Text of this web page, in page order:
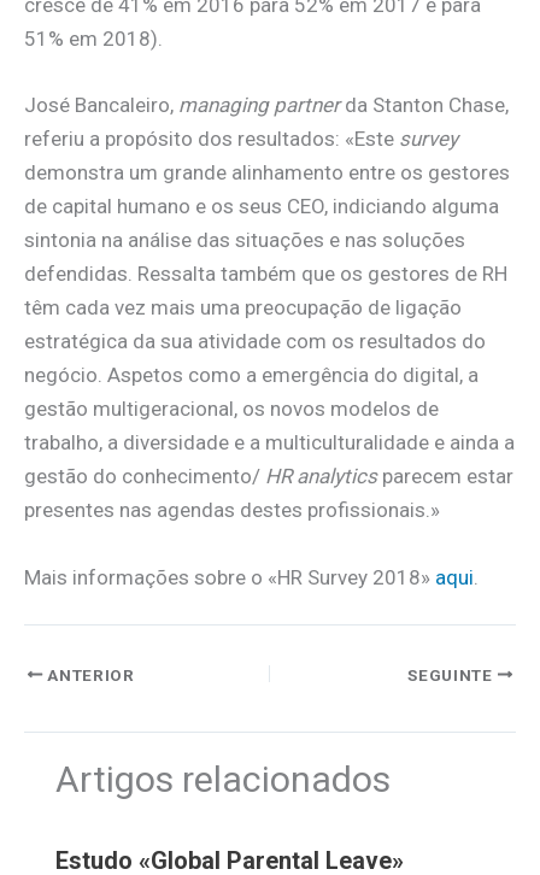
cresce de 41% em 2016 para 52% em 2017 e para
51% em 2018).
José Bancaleiro, managing partnerda Stanton Chase,
referiu a propósito dos resultados: «Este survey
demonstra um grande alinhamento entre os gestores
de capital humano e os seus CEO, indiciando alguma
sintonia na análise das situações e nas soluções
defendidas. Ressalta também que os gestores de RH
têm cada vez mais uma preocupação de ligação
estratégica da sua atividade com os resultados do
negócio. Aspetos como a emergência do digital, a
gestão multigeracional, os novos modelos de
trabalho, a diversidade e a multiculturalidade e ainda a
gestão do conhecimento/ HR analyticsparecem estar
presentes nas agendas destes profissionais.»
Mais informações sobre o «HR Survey 2018» aqui
ANTERIOR SEGUINTE
Artigos relacionados
Estudo «Global Parental Leave»